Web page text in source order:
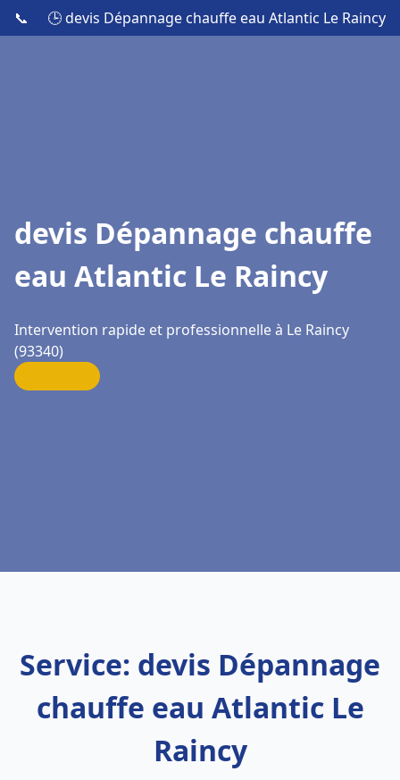
📞 🕒 devis Dépannage chauffe eau Atlantic Le Raincy
devis Dépannage chauffe
eau Atlantic Le Raincy
Intervention rapide et professionnelle à Le Raincy
(93340)
Service: devis Dépannage
chauffe eau Atlantic Le
Raincy